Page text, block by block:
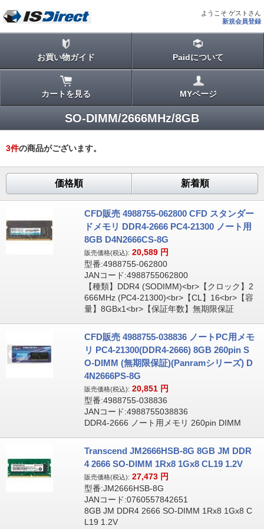
ようこそ ゲストさん
新規会員登録
お買い物ガイド Paidについて
カートを見る MYページ
SO-DIMM/2666MHz/8GB
3件の商品がございます。
価格順 新着順
CFD販売 4988755-062800 CFD スタンダー
ドメモリ DDR4-2666 PC4-21300 ノート用
8GB D4N2666CS-8G
販売価格(税込): 20,589 円
型番:4988755-062800
JANコード:4988755062800
【種類】DDR4 (SODIMM)<br>【クロック】2
666MHz (PC4-21300)<br>【CL】16<br>【容
量】8GBx1<br>【保証年数】無期限保証
CFD販売 4988755-038836 ノートPC用メモ
リ PC4-21300(DDR4-2666) 8GB 260pin S
O-DIMM (無期限保証)(Panramシリーズ) D
4N2666PS-8G
販売価格(税込): 20,851 円
型番:4988755-038836
JANコード:4988755038836
DDR4-2666 ノート用メモリ 260pin DIMM
Transcend JM2666HSB-8G 8GB JM DDR
4 2666 SO-DIMM 1Rx8 1Gx8 CL19 1.2V
販売価格(税込): 27,473 円
型番:JM2666HSB-8G
JANコード:0760557842651
8GB JM DDR4 2666 SO-DIMM 1Rx8 1Gx8 C
L19 1.2V